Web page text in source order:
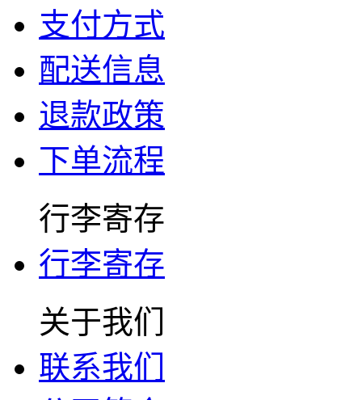
支付方式
配送信息
退款政策
下单流程
行李寄存
行李寄存
关于我们
联系我们